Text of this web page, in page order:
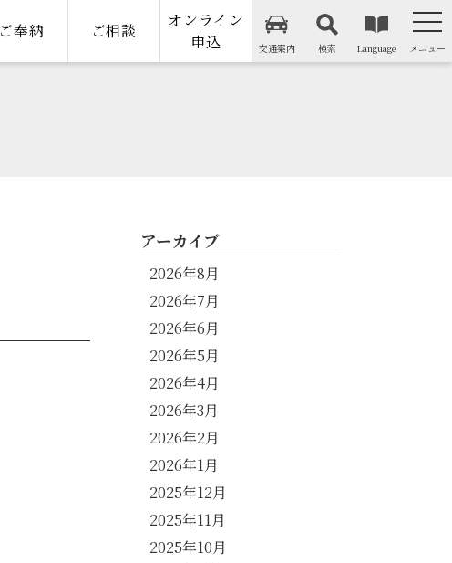
ご奉納 ご相談
オンライン
申込
交通案内 検索 Language メニュー
アーカイブ
2026年8月
2026年7月
2026年6月
2026年5月
2026年4月
2026年3月
2026年2月
2026年1月
2025年12月
2025年11月
2025年10月